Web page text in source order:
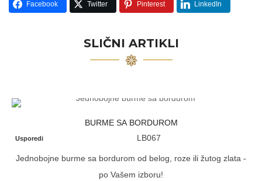
Facebook Twitter Pinterest LinkedIn
SLIČNI ARTIKLI
BURME SA BORDUROM
Usporedi LB067
Jednobojne burme sa bordurom od belog, roze ili žutog zlata -
po Vašem izboru!